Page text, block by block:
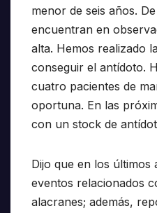
menor de seis años.
encuentran en
alta. Hemos realizado
conseguir el antídoto.
cuatro pacientes de
oportuna. En las
con un stock de
Dijo que en los últimos
eventos relacionados
alacranes; además,